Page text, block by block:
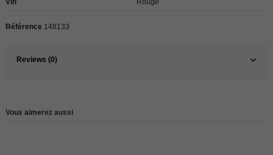
Référence 148133
Reviews (0)
Vous aimerez aussi